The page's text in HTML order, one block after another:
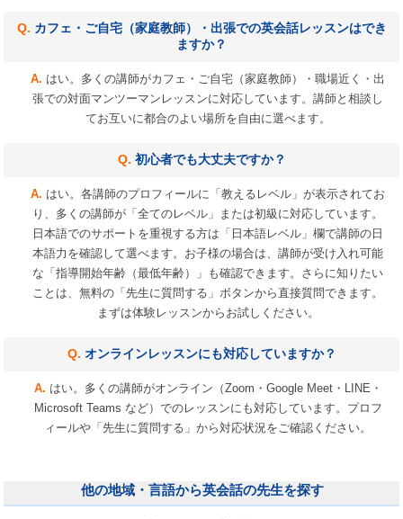
カフェ・ご自宅（家庭教師）・出張での英会話レッスンはでき
ますか？
はい。多くの講師がカフェ・ご自宅（家庭教師）・職場近く・出
張での対面マンツーマンレッスンに対応しています。講師と相談し
てお互いに都合のよい場所を自由に選べます。
初心者でも大丈夫ですか？
はい。各講師のプロフィールに「教えるレベル」が表示されてお
り、多くの講師が「全てのレベル」または初級に対応しています。
日本語でのサポートを重視する方は「日本語レベル」欄で講師の日
本語力を確認して選べます。お子様の場合は、講師が受け入れ可能
な「指導開始年齢（最低年齢）」も確認できます。さらに知りたい
ことは、無料の「先生に質問する」ボタンから直接質問できます。
まずは体験レッスンからお試しください。
オンラインレッスンにも対応していますか？
はい。多くの講師がオンライン（Zoom・Google Meet・LINE・
Microsoft Teams など）でのレッスンにも対応しています。プロフ
ィールや「先生に質問する」から対応状況をご確認ください。
他の地域・言語から英会話の先生を探す